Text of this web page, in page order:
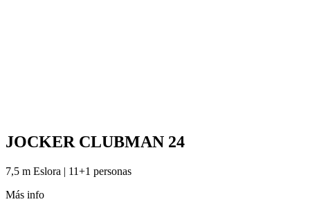
JOCKER CLUBMAN 24
7,5 m Eslora | 11+1 personas
Más info